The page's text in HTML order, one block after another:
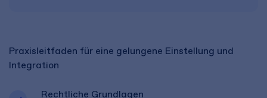
Praxisleitfaden für eine gelungene Einstellung und
Integration
Rechtliche Grundlagen